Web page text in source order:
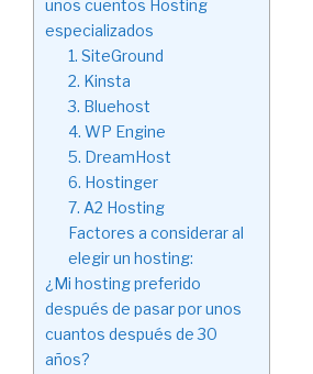
unos cuentos Hosting
especializados
1. SiteGround
2. Kinsta
3. Bluehost
4. WP Engine
5. DreamHost
6. Hostinger
7. A2 Hosting
Factores a considerar al
elegir un hosting:
¿Mi hosting preferido
después de pasar por unos
cuantos después de 30
años?